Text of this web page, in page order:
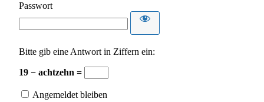
Passwort
Bitte gib eine Antwort in Ziffern ein:
19 − achtzehn =
Angemeldet bleiben